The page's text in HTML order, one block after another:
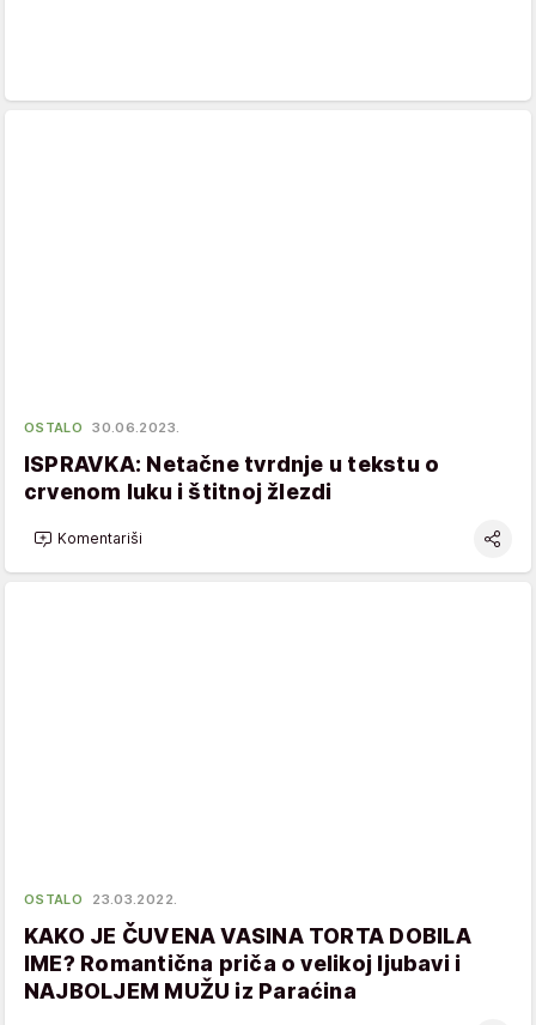
OSTALO 30.06.2023.
ISPRAVKA: Netačne tvrdnje u tekstu o
crvenom luku i štitnoj žlezdi
Komentariši
OSTALO 23.03.2022.
KAKO JE ČUVENA VASINA TORTA DOBILA
IME? Romantična priča o velikoj ljubavi i
NAJBOLJEM MUŽU iz Paraćina